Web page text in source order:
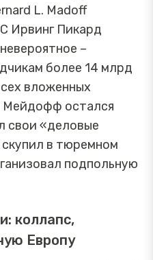
L. Madoff
Ирвинг Пикард
–
более 14 млрд
вложенных
Мейдофф остался
свои «деловые
в тюремном
подпольную
коллапс,
Европу